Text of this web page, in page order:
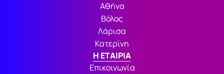
Αθήνα
Βόλος
Λάρισα
Κατερίνη
Η ΕΤΑΙΡΙΑ
Επικοινωνία